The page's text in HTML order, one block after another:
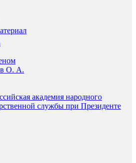
О. А.
академия народного
службы при Президенте